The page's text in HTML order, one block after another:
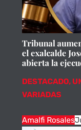
Tribunal
el exalcalde
abierta la
DESTACADO,
VARIADAS
Amalfi Rosales